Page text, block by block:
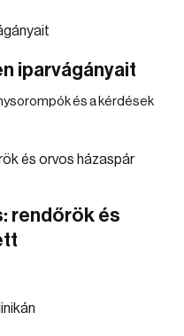
iparvágányait
és a kérdések
rendőrök és